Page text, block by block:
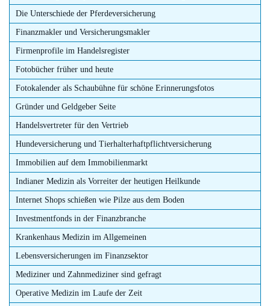
Die Unterschiede der Pferdeversicherung
Finanzmakler und Versicherungsmakler
Firmenprofile im Handelsregister
Fotobücher früher und heute
Fotokalender als Schaubühne für schöne Erinnerungsfotos
Gründer und Geldgeber Seite
Handelsvertreter für den Vertrieb
Hundeversicherung und Tierhalterhaftpflichtversicherung
Immobilien auf dem Immobilienmarkt
Indianer Medizin als Vorreiter der heutigen Heilkunde
Internet Shops schießen wie Pilze aus dem Boden
Investmentfonds in der Finanzbranche
Krankenhaus Medizin im Allgemeinen
Lebensversicherungen im Finanzsektor
Mediziner und Zahnmediziner sind gefragt
Operative Medizin im Laufe der Zeit